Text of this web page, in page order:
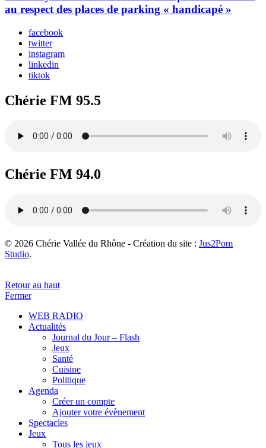
au respect des places de parking « handicapé »
facebook
twitter
instagram
linkedin
tiktok
Chérie FM 95.5
Chérie FM 94.0
© 2026 Chérie Vallée du Rhône - Création du site : Jus2Pom
Studio.
Retour au haut
Fermer
WEB RADIO
Actualités
Journal du Jour – Flash
Jeux
Santé
Cuisine
Politique
Agenda
Créer un compte
Ajouter votre évènement
Spectacles
Jeux
Tous les jeux